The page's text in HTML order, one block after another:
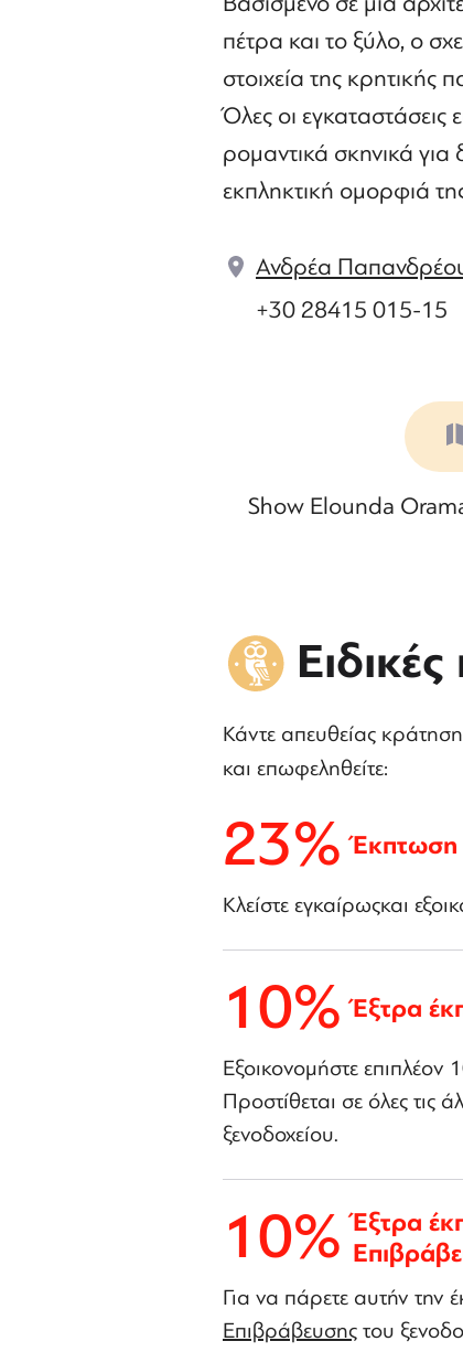
πέτρα και το ξύλο, ο
στοιχεία της
Όλες οι εγκαταστάσεις
ρομαντικά σκηνικά
εκπληκτική ομορφιά
Ανδρέα
+30 28415 015-15
Show Elounda
Κάντε απευθείας
και επωφεληθείτε:
23% Έκπτωση
Κλείστε εγκαίρωςκαι
10% Έξτρα
Εξοικονομήστε
Προστίθεται σε όλες τις
ξενοδοχείου.
10% Έξτρα
Για να πάρετε αυτήν την
Επιβράβευσηςτου